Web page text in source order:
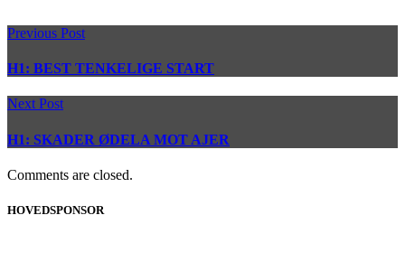
Previous Post
H1: BEST TENKELIGE START
Next Post
H1: SKADER ØDELA MOT AJER
Comments are closed.
HOVEDSPONSOR